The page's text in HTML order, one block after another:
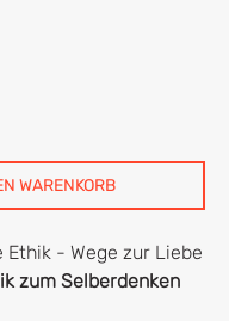
WARENKORB
- Wege zur Liebe
zum Selberdenken